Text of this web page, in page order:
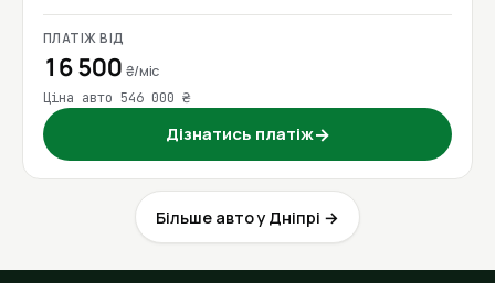
ПЛАТІЖ ВІД
16 500 ₴/міс
Ціна авто 546 000 ₴
Дізнатись платіж→
Більше авто у Дніпрі →